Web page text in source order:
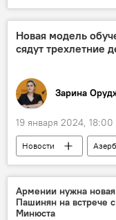
Генплан
Развитие
эксперт в области
Новая модель
сядут трехлетние
Зарина
19 января 2024, 18:00
Новости
Образование
Министерство науки и
мнение
Армении нужна новая
Пашинян на встрече
Минюста